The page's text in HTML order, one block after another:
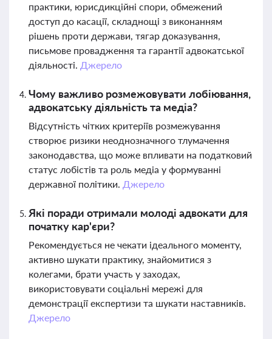
практики, юрисдикційні спори, обмежений
доступ до касації, складнощі з виконанням
рішень проти держави, тягар доказування,
письмове провадження та гарантії адвокатської
діяльності. Джерело
Чому важливо розмежовувати лобіювання,
адвокатську діяльність та медіа?
Відсутність чітких критеріїв розмежування
створює ризики неоднозначного тлумачення
законодавства, що може впливати на податковий
статус лобістів та роль медіа у формуванні
державної політики. Джерело
Які поради отримали молоді адвокати для
початку кар'єри?
Рекомендується не чекати ідеального моменту,
активно шукати практику, знайомитися з
колегами, брати участь у заходах,
використовувати соціальні мережі для
демонстрації експертизи та шукати наставників.
Джерело